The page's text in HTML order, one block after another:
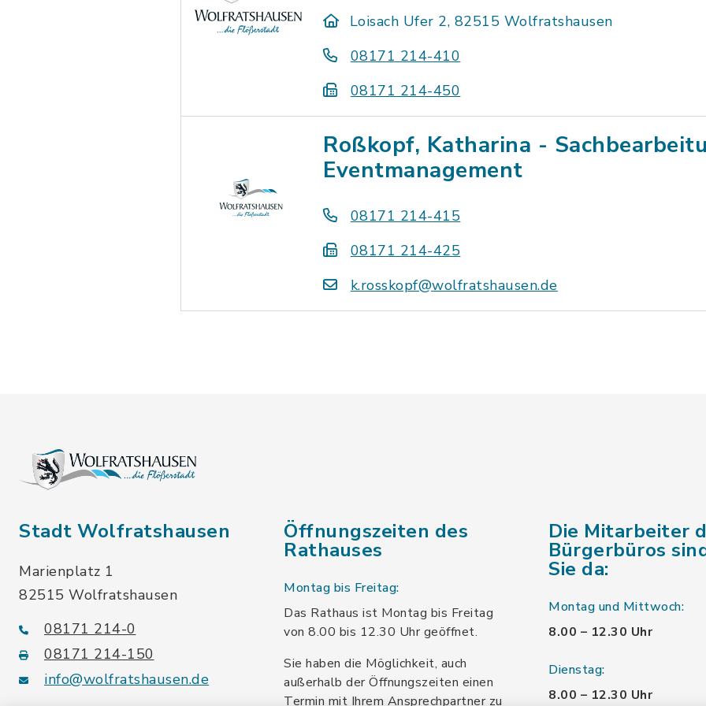
Loisach Ufer 2, 82515 Wolfratshausen
08171 214-410
08171 214-450
Roßkopf, Katharina -
Eventmanagement
08171 214-415
08171 214-425
k.rosskopf@wolfratshausen.de
Stadt Wolfratshausen
Marienplatz 1
82515 Wolfratshausen
08171 214-0
08171 214-150
info@wolfratshausen.de
Öffnungszeiten des
Rathauses
Montag bis Freitag:
Das Rathaus ist Montag bis Freitag
von 8.00 bis 12.30 Uhr geöffnet.
Sie haben die Möglichkeit, auch
außerhalb der Öffnungszeiten einen
Termin mit Ihrem Ansprechpartner zu
Die Mitarbeiter
Bürgerbüros
Sie da:
Montag und Mittwoch:
8.00 – 12.30 Uhr
Dienstag:
8.00 – 12.30 Uhr